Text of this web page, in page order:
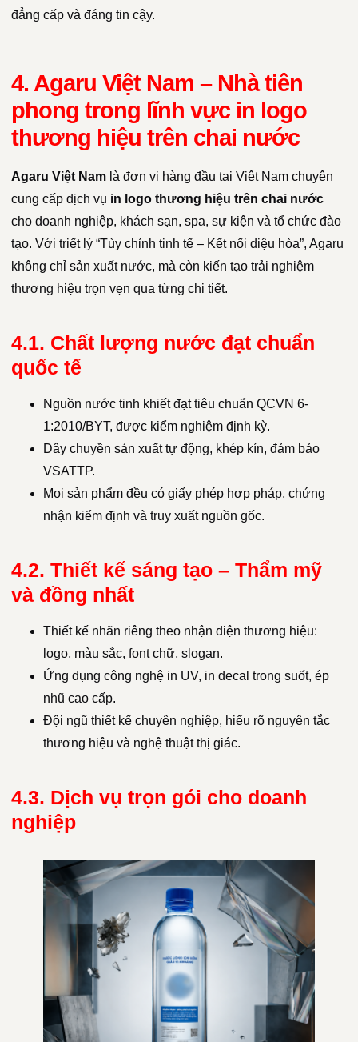
đẳng cấp và đáng tin cậy.
4. Agaru Việt Nam – Nhà tiên
phong trong lĩnh vực in logo
thương hiệu trên chai nước
Agaru Việt Nam là đơn vị hàng đầu tại Việt Nam chuyên
cung cấp dịch vụ in logo thương hiệu trên chai nước
cho doanh nghiệp, khách sạn, spa, sự kiện và tổ chức đào
tạo. Với triết lý “Tùy chỉnh tinh tế – Kết nối diệu hòa”, Agaru
không chỉ sản xuất nước, mà còn kiến tạo trải nghiệm
thương hiệu trọn vẹn qua từng chi tiết.
4.1. Chất lượng nước đạt chuẩn
quốc tế
Nguồn nước tinh khiết đạt tiêu chuẩn QCVN 6-
1:2010/BYT, được kiểm nghiệm định kỳ.
Dây chuyền sản xuất tự động, khép kín, đảm bảo
VSATTP.
Mọi sản phẩm đều có giấy phép hợp pháp, chứng
nhận kiểm định và truy xuất nguồn gốc.
4.2. Thiết kế sáng tạo – Thẩm mỹ
và đồng nhất
Thiết kế nhãn riêng theo nhận diện thương hiệu:
logo, màu sắc, font chữ, slogan.
Ứng dụng công nghệ in UV, in decal trong suốt, ép
nhũ cao cấp.
Đội ngũ thiết kế chuyên nghiệp, hiểu rõ nguyên tắc
thương hiệu và nghệ thuật thị giác.
4.3. Dịch vụ trọn gói cho doanh
nghiệp